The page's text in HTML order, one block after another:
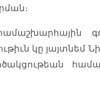
կը յայտնեմ